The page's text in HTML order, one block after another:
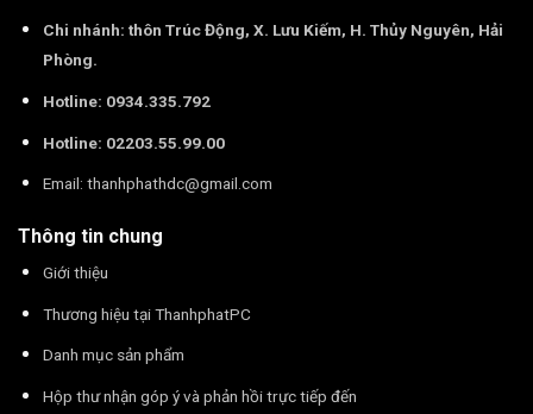
Chi nhánh: thôn Trúc Động, X. Lưu Kiếm, H. Thủy Nguyên, Hải
Phòng.
Hotline: 0934.335.792
Hotline: 02203.55.99.00
Email: thanhphathdc@gmail.com
Thông tin chung
Giới thiệu
Thương hiệu tại ThanhphatPC
Danh mục sản phẩm
Hộp thư nhận góp ý và phản hồi trực tiếp đến